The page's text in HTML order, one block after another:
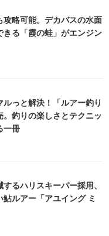
攻略可能。デカバスの水面
きる「霞の蛙」がエンジン
っと解決！「ルアー釣り
。釣りの楽しさとテクニッ
一冊
るハリスキーパー採用、
鮎ルアー「アユイング ミ